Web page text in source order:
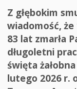
Z głębokim
wiadomość,
83 lat zmarła
długoletni
święta
lutego 2026 r.